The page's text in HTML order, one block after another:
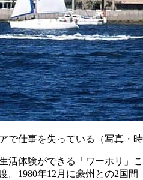
で仕事を失っている（写真・
活体験ができる「ワーホリ」こ
。1980年12月に豪州との2国間